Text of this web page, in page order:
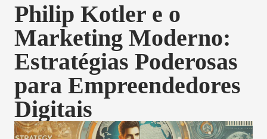
Philip Kotler e o
Marketing Moderno:
Estratégias Poderosas
para Empreendedores
Digitais